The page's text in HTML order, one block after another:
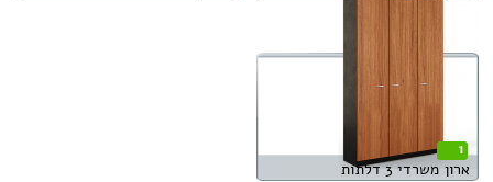
1
ארון משרדי 3 דלתות